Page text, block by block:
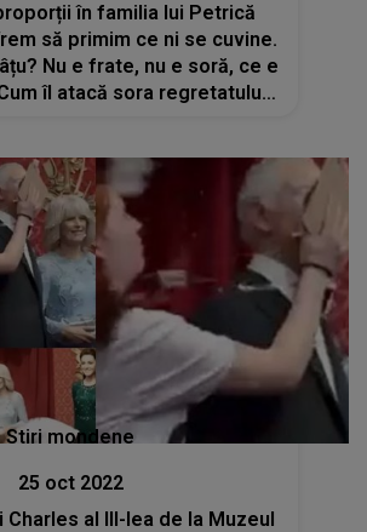
în familia lui Petrică
să primim ce ni se cuvine.
Nu e frate, nu e soră, ce e
îl atacă sora regretatului
Stiri mondene
25 oct 2022
Charles al III-lea de la Muzeul